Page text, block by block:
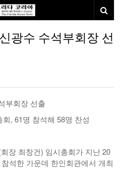
광수 수석부회장 선
부회장 선출
, 61명 참석해 58명 찬성
장 최창건) 임시총회가 지난 20
석한 가운데 한인회관에서 개최